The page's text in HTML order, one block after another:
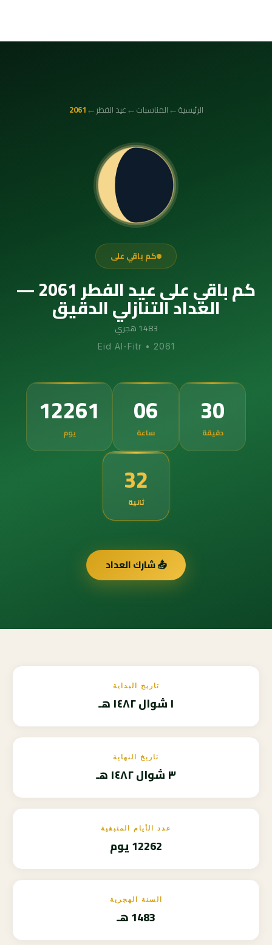
الرئيسية←المناسبات←عيد الفطر ←
2061
كم باقي على
كم باقي على عيد الفطر 2061 —
العداد التنازلي الدقيق
1483 هجري
Eid Al-Fitr • 2061
12261
يوم
06
ساعة
30
دقيقة
31
ثانية
📤 شارك العداد
تاريخ البداية
١ شوال ١٤٨٢ هـ
تاريخ النهاية
٣ شوال ١٤٨٢ هـ
عدد الأيام المتبقية
12262 يوم
السنة الهجرية
1483 هـ